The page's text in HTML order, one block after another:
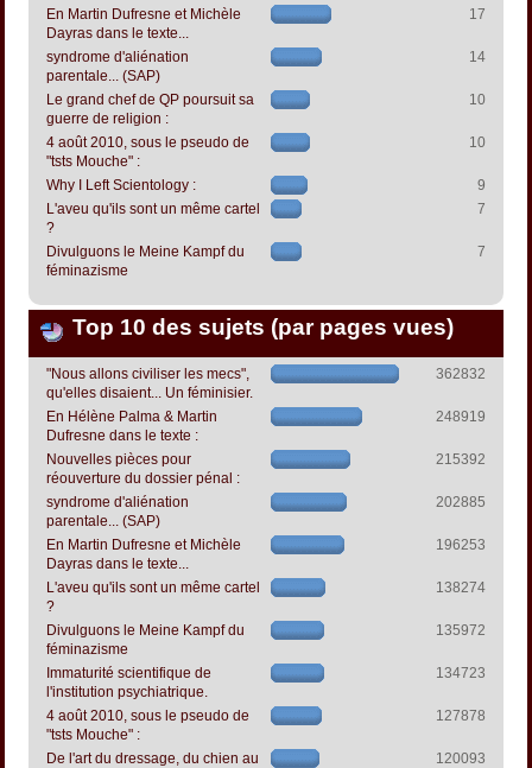
En Martin Dufresne et Michèle
Dayras dans le texte...
17
syndrome d'aliénation
parentale... (SAP)
14
Le grand chef de QP poursuit sa
guerre de religion :
10
4 août 2010, sous le pseudo de
"tsts Mouche" :
10
Why I Left Scientology :
9
L'aveu qu'ils sont un même cartel
?
7
Divulguons le Meine Kampf du
féminazisme
7
Top 10 des sujets (par pages vues)
"Nous allons civiliser les mecs",
qu'elles disaient... Un féminisier.
362832
En Hélène Palma & Martin
Dufresne dans le texte :
248919
Nouvelles pièces pour
réouverture du dossier pénal :
215392
syndrome d'aliénation
parentale... (SAP)
202885
En Martin Dufresne et Michèle
Dayras dans le texte...
196253
L'aveu qu'ils sont un même cartel
?
138274
Divulguons le Meine Kampf du
féminazisme
135972
Immaturité scientifique de
l'institution psychiatrique.
134723
4 août 2010, sous le pseudo de
"tsts Mouche" :
127878
De l'art du dressage, du chien au
120093